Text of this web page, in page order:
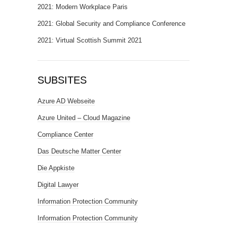
2021: Modern Workplace Paris
2021: Global Security and Compliance Conference
2021: Virtual Scottish Summit 2021
SUBSITES
Azure AD Webseite
Azure United – Cloud Magazine
Compliance Center
Das Deutsche Matter Center
Die Appkiste
Digital Lawyer
Information Protection Community
Information Protection Community